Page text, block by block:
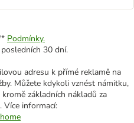
Podmínky.
30 dní.
adresu k přímé reklamě na
Můžete kdykoli vznést námitku,
základních nákladů za
Více informací: